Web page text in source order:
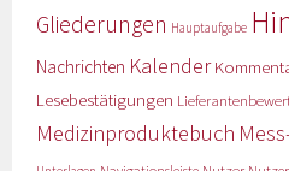
Gliederungen Hauptaufgabe
Nachrichten Kalender
Lesebestätigungen
Medizinproduktebuch